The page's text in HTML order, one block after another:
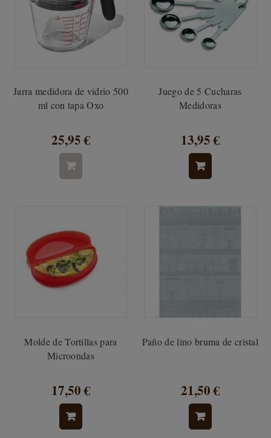
Jarra medidora de vidrio 500
ml con tapa Oxo
25,95 €
Juego de 5 Cucharas
Medidoras
13,95 €
Molde de Tortillas para
Microondas
17,50 €
Paño de lino bruma de cristal
21,50 €